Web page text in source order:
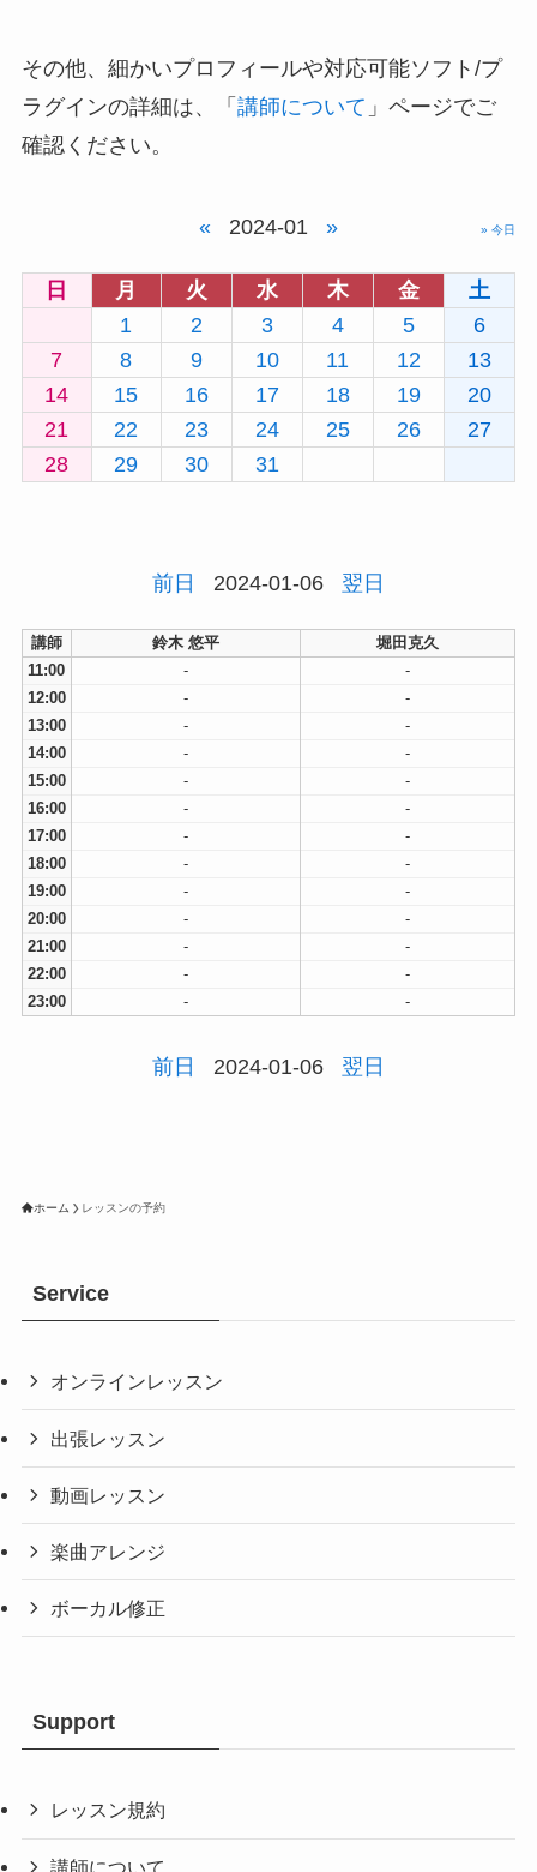
その他、細かいプロフィールや対応可能ソフト/プ
ラグインの詳細は、「 講師について 」ページでご
確認ください。
« 2024-01 » » 今日
日 月 火 水 木 金
土
1
2 3 4 5
6
7
8 9 10 11 12
13
14
15 16 17 18 19
20
21
22 23 24 25 26
27
28
29 30 31
前日 2024-01-06 翌日
講師 鈴木 悠平
堀田克久
11:00
-
-
12:00
-
-
13:00
-
-
14:00
-
-
15:00
-
-
16:00
-
-
17:00
-
-
18:00
-
-
19:00
-
-
20:00
-
-
21:00
-
-
22:00
-
-
23:00
- -
前日 2024-01-06 翌日
ホーム レッスンの予約
Service
オンラインレッスン
出張レッスン
動画レッスン
楽曲アレンジ
ボーカル修正
Support
レッスン規約
講師について